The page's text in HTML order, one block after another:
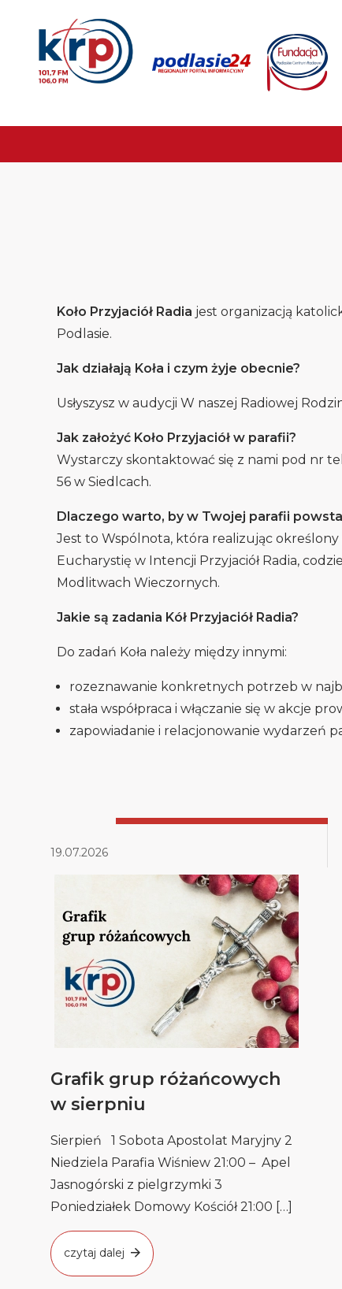
Koło Przyjaciół Radia jest organizacją
Podlasie.
Jak działają Koła i czym żyje obecnie?
Usłyszysz w audycji W naszej Radiowej
Jak założyć Koło Przyjaciół w parafii?
Wystarczy skontaktować się z nami pod nr
56 w Siedlcach.
Dlaczego warto, by w Twojej parafii powstał
Jest to Wspólnota, która realizując
Eucharystię w Intencji Przyjaciół Radia,
Modlitwach Wieczornych.
Jakie są zadania Kół Przyjaciół Radia?
Do zadań Koła należy między innymi:
rozeznawanie konkretnych potrzeb w
stała współpraca i włączanie się w akcje
zapowiadanie i relacjonowanie wydarzeń
19.07.2026
Grafik grup różańcowych
w sierpniu
Sierpień 1 Sobota Apostolat Maryjny 2
Niedziela Parafia Wiśniew 21:00 – Apel
Jasnogórski z pielgrzymki 3
Poniedziałek Domowy Kościół 21:00 […]
czytaj dalej